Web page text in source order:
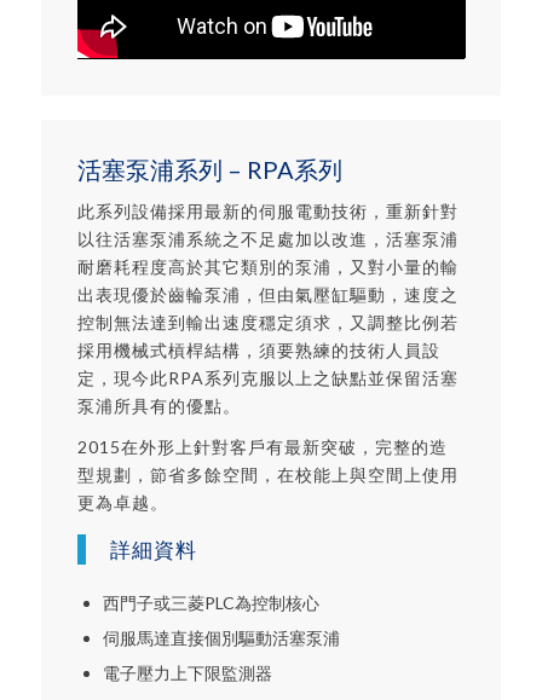
活塞泵浦系列 – RPA系列
此系列設備採用最新的伺服電動技術，重新針對
以往活塞泵浦系統之不足處加以改進，活塞泵浦
耐磨耗程度高於其它類別的泵浦，又對小量的輸
出表現優於齒輪泵浦，但由氣壓缸驅動，速度之
控制無法達到輸出速度穩定須求，又調整比例若
採用機械式槓桿結構，須要熟練的技術人員設
定，現今此RPA系列克服以上之缺點並保留活塞
泵浦所具有的優點。
2015在外形上針對客戶有最新突破，完整的造
型規劃，節省多餘空間，在校能上與空間上使用
更為卓越。
詳細資料
西門子或三菱PLC為控制核心
伺服馬達直接個別驅動活塞泵浦
電子壓力上下限監測器